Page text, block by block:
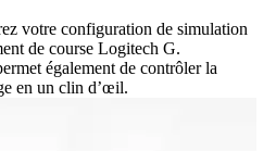
votre configuration de simulation
de course Logitech G.
également de contrôler la
en un clin d’œil.